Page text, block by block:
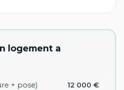
logement a
+ pose) 12 000 €